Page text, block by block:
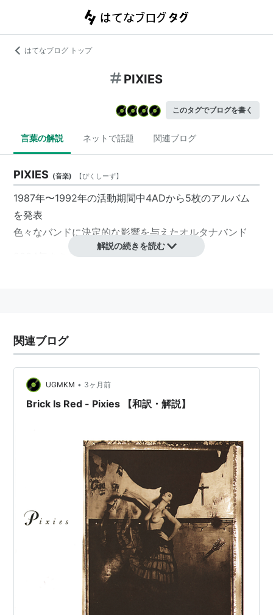
はてなブログ トップ
PIXIES
このタグでブログを書く
言葉の解説 ネットで話題 関連ブログ
PIXIES (音楽) 【ぴくしーず】
1987年〜1992年の活動期間中4ADから5枚のアルバム
を発表
色々なバンドに決定的な影響を与えたオルタナバンド
2004年まさかの再結成！
解説の続きを読む
関連ブログ
UGMKM • 3ヶ月前
Brick Is Red - Pixies 【和訳・解説】